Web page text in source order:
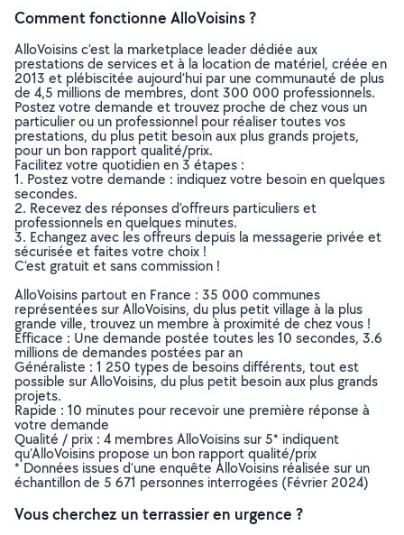
Comment fonctionne AlloVoisins ?
AlloVoisins c’est la marketplace leader dédiée aux
prestations de services et à la location de matériel, créée en
2013 et plébiscitée aujourd’hui par une communauté de plus
de 4,5 millions de membres, dont 300 000 professionnels.
Postez votre demande et trouvez proche de chez vous un
particulier ou un professionnel pour réaliser toutes vos
prestations, du plus petit besoin aux plus grands projets,
pour un bon rapport qualité/prix.
Facilitez votre quotidien en 3 étapes :
1. Postez votre demande : indiquez votre besoin en quelques
secondes.
2. Recevez des réponses d’offreurs particuliers et
professionnels en quelques minutes.
3. Echangez avec les offreurs depuis la messagerie privée et
sécurisée et faites votre choix !
C’est gratuit et sans commission !
AlloVoisins partout en France : 35 000 communes
représentées sur AlloVoisins, du plus petit village à la plus
grande ville, trouvez un membre à proximité de chez vous !
Efficace : Une demande postée toutes les 10 secondes, 3.6
millions de demandes postées par an
Généraliste : 1 250 types de besoins différents, tout est
possible sur AlloVoisins, du plus petit besoin aux plus grands
projets.
Rapide : 10 minutes pour recevoir une première réponse à
votre demande
Qualité / prix : 4 membres AlloVoisins sur 5* indiquent
qu’AlloVoisins propose un bon rapport qualité/prix
* Données issues d’une enquête AlloVoisins réalisée sur un
échantillon de 5 671 personnes interrogées (Février 2024)
Vous cherchez un terrassier en urgence ?